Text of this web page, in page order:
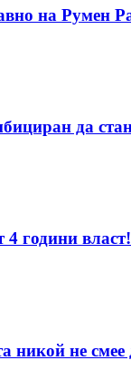
на Румен
да
години
никой не